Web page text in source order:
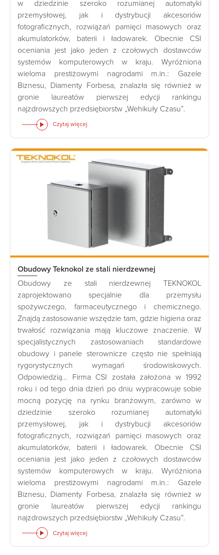
w dziedzinie szeroko rozumianej automatyki
przemysłowej, jak i dystrybucji akcesoriów
fotograficznych, rozwiązań pamięci masowych oraz
akumulatorków, baterii i ładowarek. Obecnie CSI
oceniania jest jako jeden z czołowych dostawców
systemów komputerowych w kraju. Wyróżniona
wieloma prestiżowymi nagrodami m.in.: Gazele
Biznesu, Diamenty Forbesa, znalazła się również w
gronie laureatów pierwszej edycji rankingu
najzdrowszych przedsiębiorstw „Wehikuły Czasu”.
Czytaj więcej
Obudowy Teknokol ze stali nierdzewnej
Obudowy ze stali nierdzewnej TEKNOKOL
zaprojektowano specjalnie dla przemysłu
spożywczego, farmaceutycznego i chemicznego.
Znajdą zastosowanie wszędzie tam, gdzie higiena oraz
trwałość rozwiązania mają kluczowe znaczenie. W
specjalistycznych zastosowaniach standardowe
obudowy i panele sterownicze często nie spełniają
rygorystycznych wymagań środowiskowych.
Odpowiedzią… Firma CSI została założona w 1992
roku i od tego dnia dzień po dniu wypracowuje sobie
mocną pozycję na rynku branżowym, zarówno w
dziedzinie szeroko rozumianej automatyki
przemysłowej, jak i dystrybucji akcesoriów
fotograficznych, rozwiązań pamięci masowych oraz
akumulatorków, baterii i ładowarek. Obecnie CSI
oceniania jest jako jeden z czołowych dostawców
systemów komputerowych w kraju. Wyróżniona
wieloma prestiżowymi nagrodami m.in.: Gazele
Biznesu, Diamenty Forbesa, znalazła się również w
gronie laureatów pierwszej edycji rankingu
najzdrowszych przedsiębiorstw „Wehikuły Czasu”.
Czytaj więcej